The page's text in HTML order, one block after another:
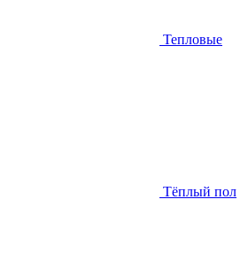
Тепловые
Тёплый пол